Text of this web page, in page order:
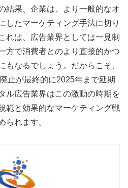
結果、企業は、より一般的なオ
したマーケティング手法に切り
れは、広告業界としては一見制
方で消費者とのより直接的かつ
もなるでしょう。だからこそ、
止が最終的に2025年まで延期
ル広告業界はこの激動の時期を
範と効果的なマーケティング戦
られます。